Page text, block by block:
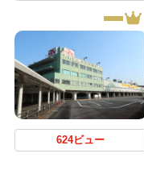
624ビュー